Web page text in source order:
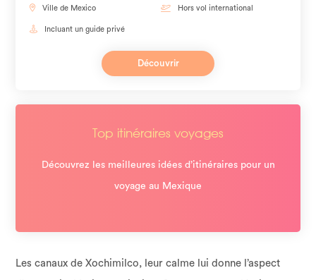
Les canaux de Xochimilco, leur calme lui donne l’aspect
Ville de Mexico Hors vol international
Incluant un guide privé
Découvrir
Top itinéraires voyages
Découvrez les meilleures idées d’itinéraires pour un
voyage au Mexique